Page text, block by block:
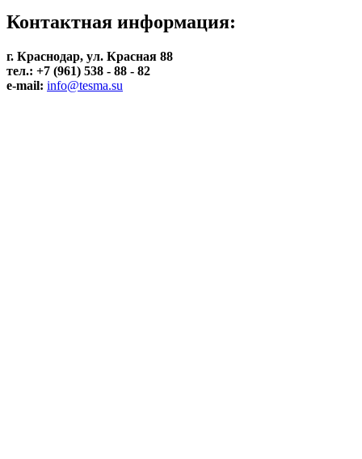
Контактная информация:
г. Краснодар, ул. Красная 88
тел.: +7 (961) 538 - 88 - 82
e-mail: info@tesma.su